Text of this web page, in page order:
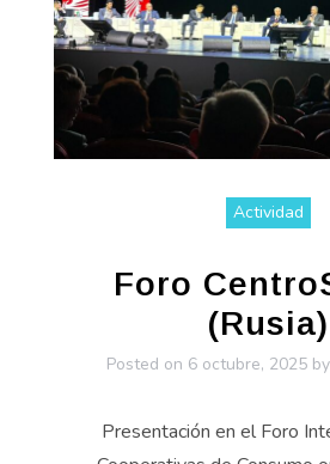
Actividad
Foro
(Rusia)
Posted on 6 octubre, 2025by
Presentación en el Foro